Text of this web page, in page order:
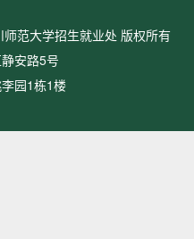
范大学招生就业处 版权所有
安路5号
园1栋1楼